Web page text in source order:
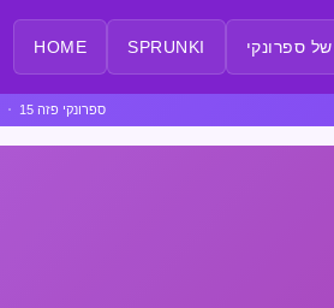
HOME SPRUNKI
ספרונקי פזה 15